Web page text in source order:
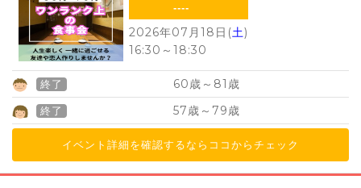
----
2026年07月18日(土)
16:30 ～ 18:30
終了 60歳～ 81 歳
終了 57歳～ 79歳
イベント詳細を確認するならココからチェック